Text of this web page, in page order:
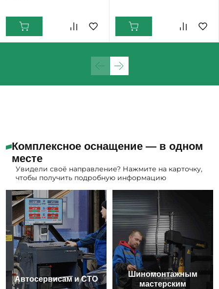
Комплексное оснащение — в одном
месте
Увидели своё направление? Нажмите на карточку,
чтобы получить подробную информацию
Автосервисам и СТО
Шиномонтажным
мастерским